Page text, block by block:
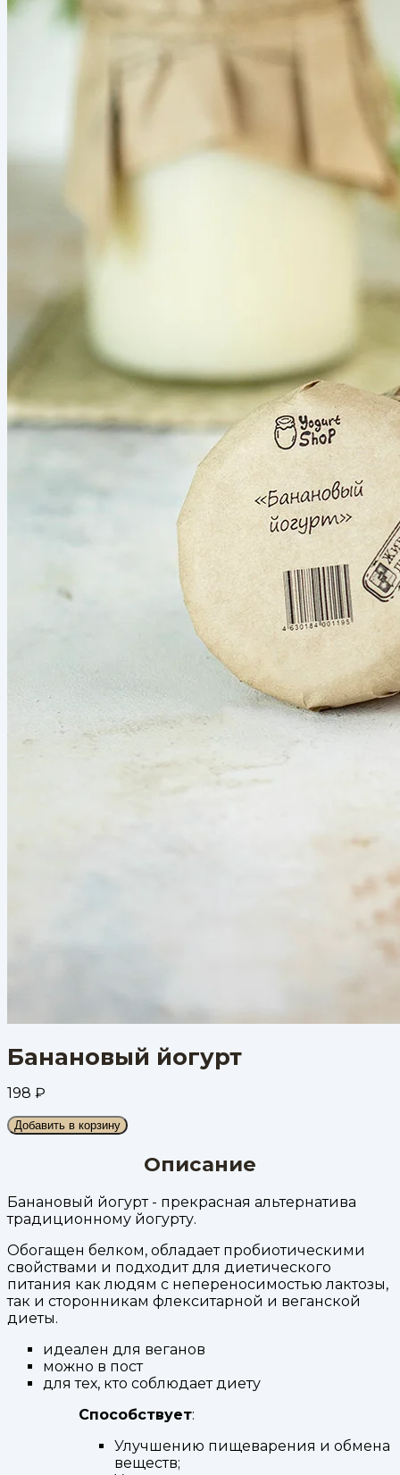
Банановый йогурт
198 ₽
Добавить в корзину
Описание
Банановый йогурт - прекрасная альтернатива
традиционному йогурту.
Обогащен белком, обладает пробиотическими
свойствами и подходит для диетического
питания как людям с непереносимостью лактозы,
так и сторонникам флекситарной и веганской
диеты.
идеален для веганов
можно в пост
для тех, кто соблюдает диету
Способствует:
Улучшению пищеварения и обмена
веществ;